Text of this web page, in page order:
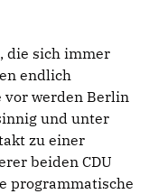
die sich immer
endlich
vor werden Berlin
und unter
zu einer
beiden CDU
programmatische